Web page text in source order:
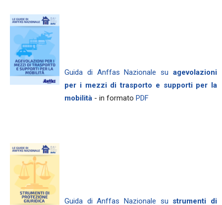
Guida di Anffas Nazionale su agevolazioni
per i mezzi di trasporto e supporti per la
mobilità - in formato PDF
Guida di Anffas Nazionale su strumenti di